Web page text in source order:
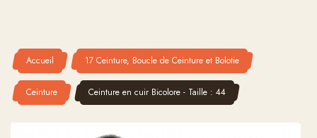
Accueil 17 Ceinture, Boucle de Ceinture et Bolotie
Ceinture Ceinture en cuir Bicolore - Taille : 44